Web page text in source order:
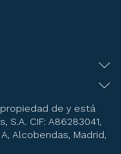
de y está
CIF: A86283041,
Alcobendas, Madrid,